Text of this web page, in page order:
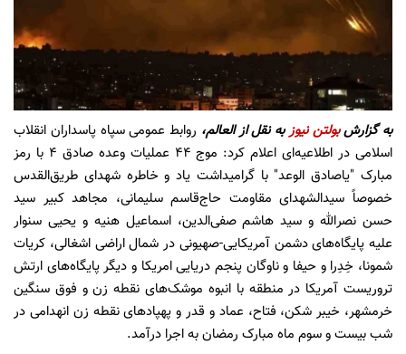
به گزارشبولتن نیوزبه نقل از العالم، روابط‌ عمومی سپاه پاسداران انقلاب
اسلامی در اطلاعیه‌ای اعلام کرد: موج ۴۴ عملیات وعده صادق ۴ با رمز
مبارک "یاصادق الوعد" با گرامیداشت یاد و خاطره شهدای طریق‌القدس
خصوصاً سیدالشهدای مقاومت حاج‌قاسم سلیمانی، مجاهد کبیر سید
حسن نصرالله و سید هاشم صفی‌الدین، اسماعیل هنیه و یحیی سنوار
علیه پایگاه‌های دشمن آمریکایی-صهیونی در شمال اراضی اشغالی، کریات
شمونا، خِدِرا و حیفا و ناوگان پنجم دریایی امریکا و دیگر پایگاه‌های ارتش
تروریست آمریکا در منطقه با انبوه موشک‌های نقطه زن و فوق سنگین
خرمشهر، خیبر شکن، فتاح، عماد و قدر و پهپادهای نقطه زن انهدامی در
شب بیست و سوم ماه مبارک رمضان به اجرا درآمد.